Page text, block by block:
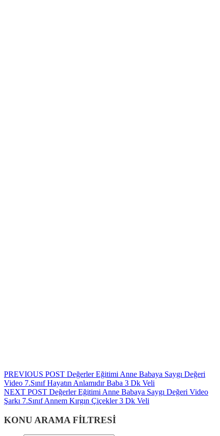
Yazı
gezinmesi
PREVIOUS POSTPrevious
post:
Değerler Eğitimi Anne Babaya Saygı Değeri
Video 7.Sınıf Hayatın Anlamıdır Baba 3 Dk Veli
NEXT POSTNext
Değerler Eğitimi Anne Babaya Saygı Değeri Video